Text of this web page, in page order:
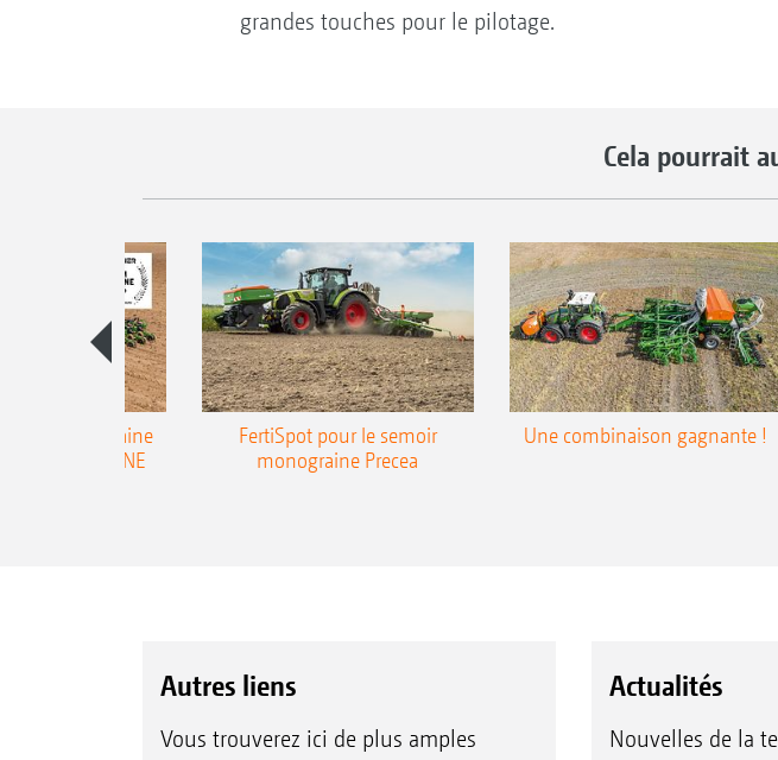
grandes touches pour le pilotage.
Cela pourrait
monograine
TCC AMAZONE
FertiSpot pour le semoir
monograine Precea
Une combinaison gagnante !
Autres liens
Vous trouverez ici de plus amples
Actualités
Nouvelles de la